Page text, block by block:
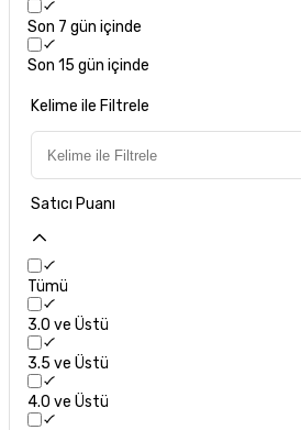
Son 7 gün içinde
Son 15 gün içinde
Kelime ile Filtrele
Satıcı Puanı
Tümü
3.0 ve Üstü
3.5 ve Üstü
4.0 ve Üstü